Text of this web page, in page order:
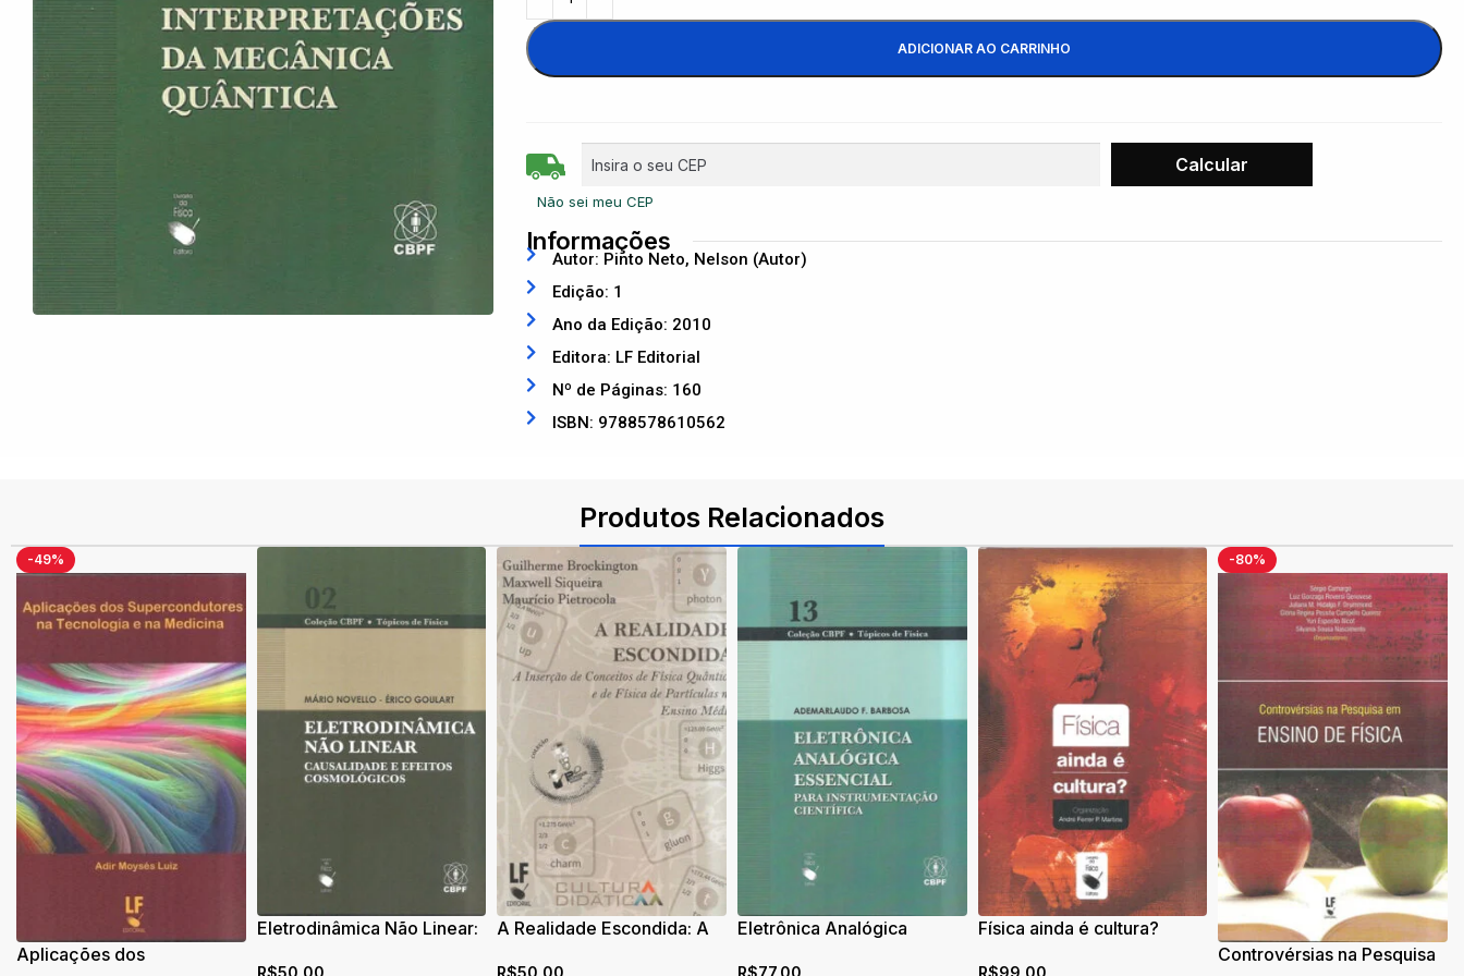
ADICIONAR AO CARRINHO
Não sei meu CEP
Informações
Autor: Pinto Neto, Nelson (Autor)
Edição: 1
Ano da Edição: 2010
Editora: LF Editorial
Nº de Páginas: 160
ISBN: 9788578610562
Produtos Relacionados
-49%
Aplicações dos
Eletrodinâmica Não Linear:
A Realidade Escondida: A
Eletrônica Analógica
Física ainda é cultura?
R$99,00
-80%
Controvérsias na Pesquisa